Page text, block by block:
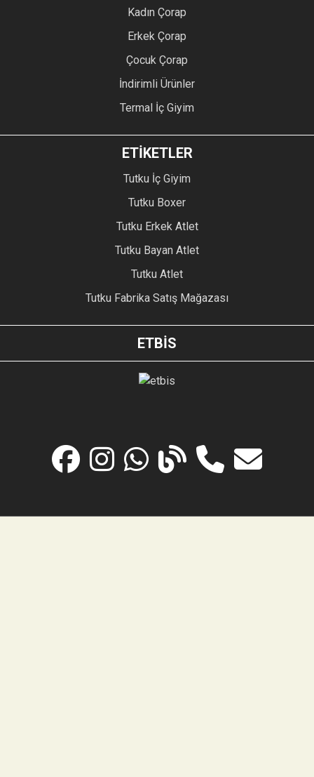
Kadın Çorap
Erkek Çorap
Çocuk Çorap
İndirimli Ürünler
Termal İç Giyim
ETİKETLER
Tutku İç Giyim
Tutku Boxer
Tutku Erkek Atlet
Tutku Bayan Atlet
Tutku Atlet
Tutku Fabrika Satış Mağazası
ETBİS